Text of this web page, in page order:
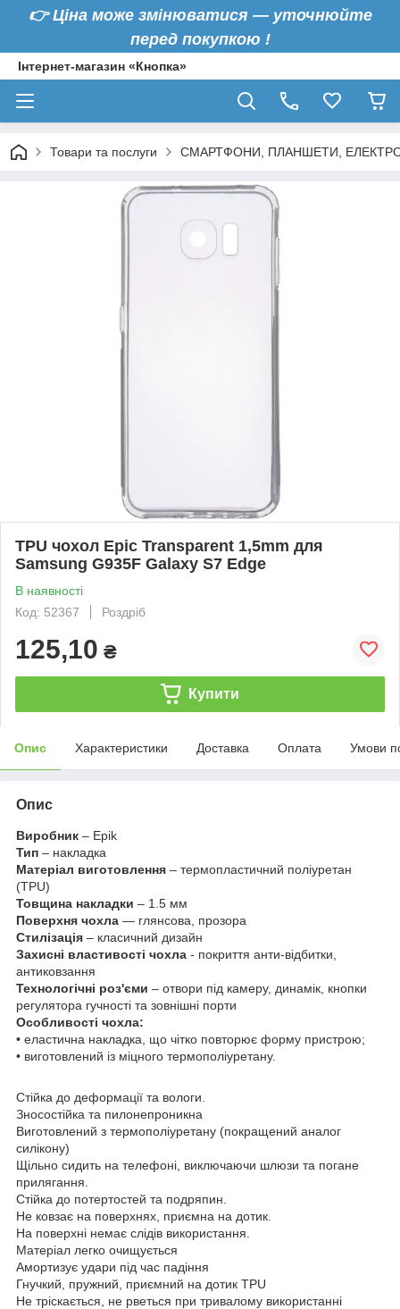
👉Ціна може змінюватися — уточнюйте
перед покупкою !
Інтернет-магазин «Кнопка»
Товари та послуги СМАРТФОНИ, ПЛАНШЕТИ,
TPU чохол Epic Transparent 1,5mm для
Samsung G935F Galaxy S7 Edge
В наявності
Код: 52367
Роздріб
125,10 ₴
Купити
Опис Характеристики Доставка Оплата Умови
Опис
Виробник – Epik
Тип – накладка
Матеріал виготовлення – термопластичний поліуретан
(TPU)
Товщина накладки – 1.5 мм
Поверхня чохла — глянсова, прозора
Стилізація – класичний дизайн
Захисні властивості чохла - покриття анти-відбитки,
антиковзання
Технологічні роз'єми – отвори під камеру, динамік, кнопки
регулятора гучності та зовнішні порти
Особливості чохла:
• еластична накладка, що чітко повторює форму пристрою;
• виготовлений із міцного термополіуретану.
Стійка до деформації та вологи.
Зносостійка та пилонепроникна
Виготовлений з термополіуретану (покращений аналог
силікону)
Щільно сидить на телефоні, виключаючи шлюзи та погане
прилягання.
Стійка до потертостей та подряпин.
Не ковзає на поверхнях, приємна на дотик.
На поверхні немає слідів використання.
Матеріал легко очищується
Амортизує удари під час падіння
Гнучкий, пружний, приємний на дотик TPU
Не тріскається, не рветься при тривалому використанні